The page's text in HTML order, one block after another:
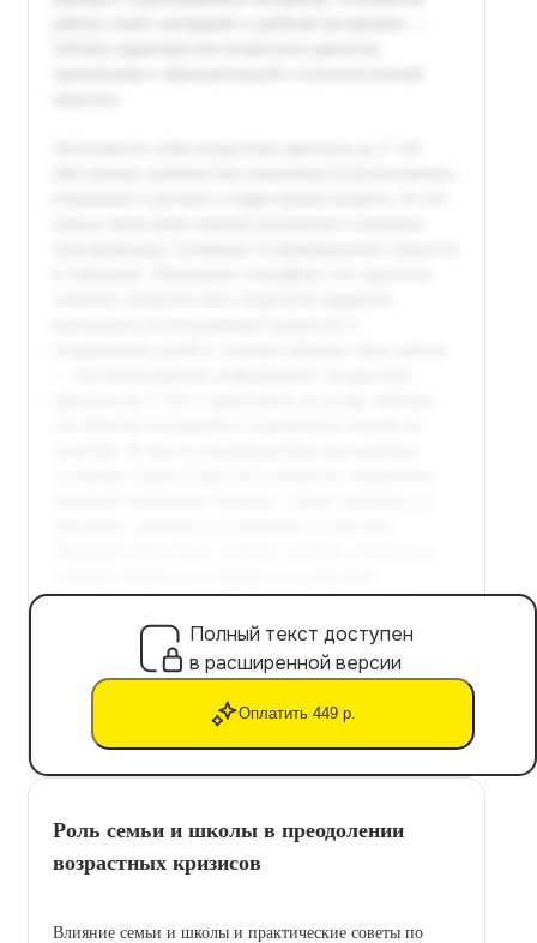
Полный текст доступен
в расширенной версии
Оплатить 449 р.
Роль семьи и школы в преодолении
возрастных кризисов
Влияние семьи и школы и практические советы по